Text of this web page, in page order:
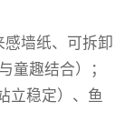
墙纸、可拆卸
童趣结合）；
立稳定）、鱼